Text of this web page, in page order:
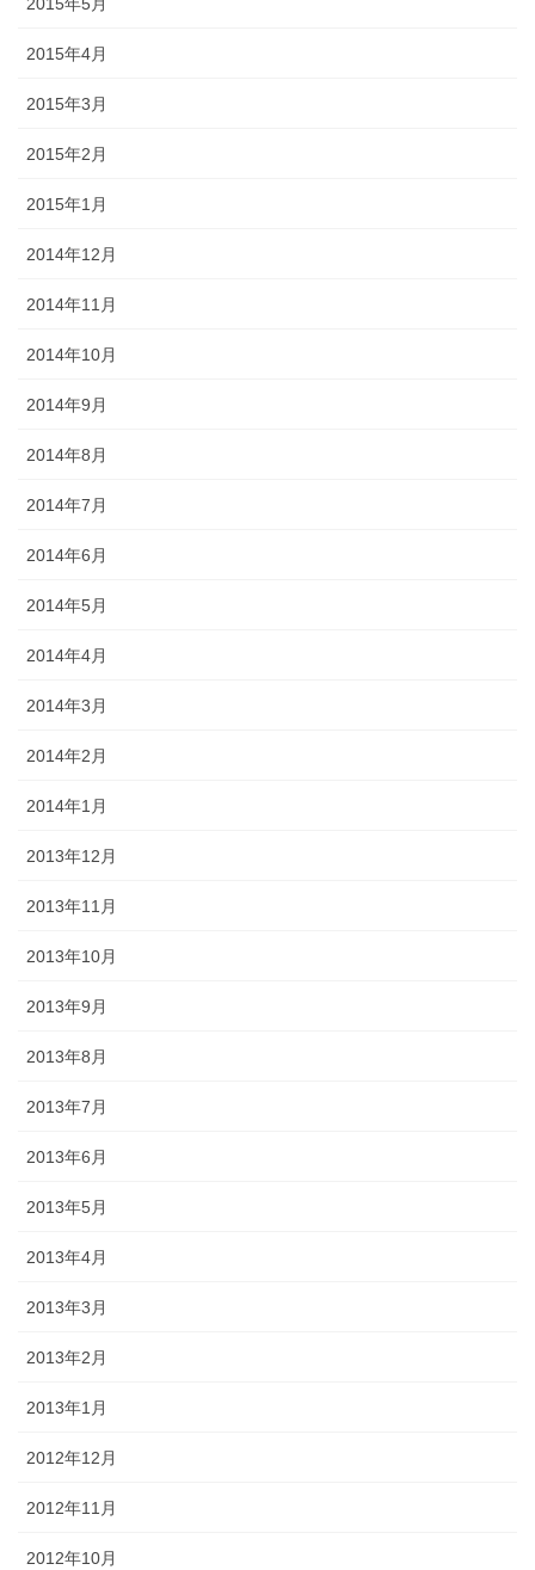
2015年4月
2015年3月
2015年2月
2015年1月
2014年12月
2014年11月
2014年10月
2014年9月
2014年8月
2014年7月
2014年6月
2014年5月
2014年4月
2014年3月
2014年2月
2014年1月
2013年12月
2013年11月
2013年10月
2013年9月
2013年8月
2013年7月
2013年6月
2013年5月
2013年4月
2013年3月
2013年2月
2013年1月
2012年12月
2012年11月
2012年10月